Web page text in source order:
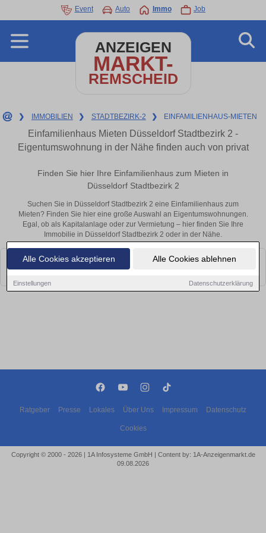
Alle Cookies akzeptieren Alle Cookies ablehnen
Einstellungen Datenschutzerklärung
Event Auto Immo Job
ANZEIGEN
MARKT-
REMSCHEID
❯ IMMOBILIEN ❯ STADTBEZIRK-2 ❯ EINFAMILIENHAUS-MIETEN
Einfamilienhaus Mieten Düsseldorf Stadtbezirk 2 -
Eigentumswohnung in der Nähe finden auch von privat
Finden Sie hier Ihre Einfamilienhaus zum Mieten in
Düsseldorf Stadtbezirk 2
Suchen Sie in Düsseldorf Stadtbezirk 2 eine Einfamilienhaus zum
Mieten? Finden Sie hier eine große Auswahl an Eigentumswohnungen.
Egal, ob als Kapitalanlage oder zur Vermietung – hier finden Sie Ihre
Immobilie in Düsseldorf Stadtbezirk 2 oder in der Nähe.
Leider konnten wir derzeit keine passenden Objekte finden. Schauen Sie
bald wieder vorbei!
Ratgeber Presse Lokales Über Uns Impressum Datenschutz
Cookies
Copyright © 2000 - 2026 | 1A Infosysteme GmbH | Content by: 1A-Anzeigenmarkt.de
09.08.2026